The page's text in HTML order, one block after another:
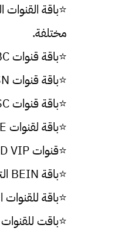
⭐باقة
مختلفة.
⭐باقة قنوات MBC.
⭐باقة قنوات OSN.
⭐باقة قنوات SSC.
⭐باقة لقنوات ONE TIME.
⭐قنوات SHAHID VIP.
⭐باقة BEIN الترفيهية.
⭐باقة للقنوات
⭐باقت للقنوات